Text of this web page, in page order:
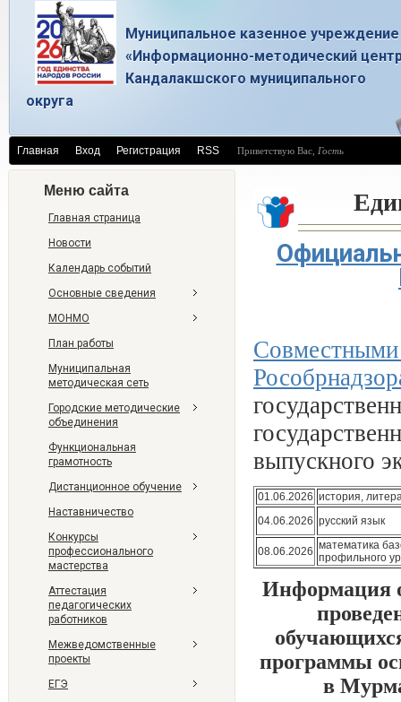
Муниципальное казенное учреждение
«Информационно-методический
Кандалакшского муниципального
округа
Главная Вход Регистрация RSS Приветствую Вас Гость
Меню сайта
Главная страница
Новости
Календарь событий
Основные сведения
МОНМО
План работы
Муниципальная
методическая сеть
Городские методические
объединения
Функциональная
грамотность
Дистанционное обучение
Наставничество
Конкурсы
профессионального
мастерства
Аттестация
педагогических
работников
Межведомственные
проекты
ЕГЭ
выпускного
01.06.2026 история,
04.06.2026 русский язык
08.06.2026 математика
профильного
Информация
программы
в